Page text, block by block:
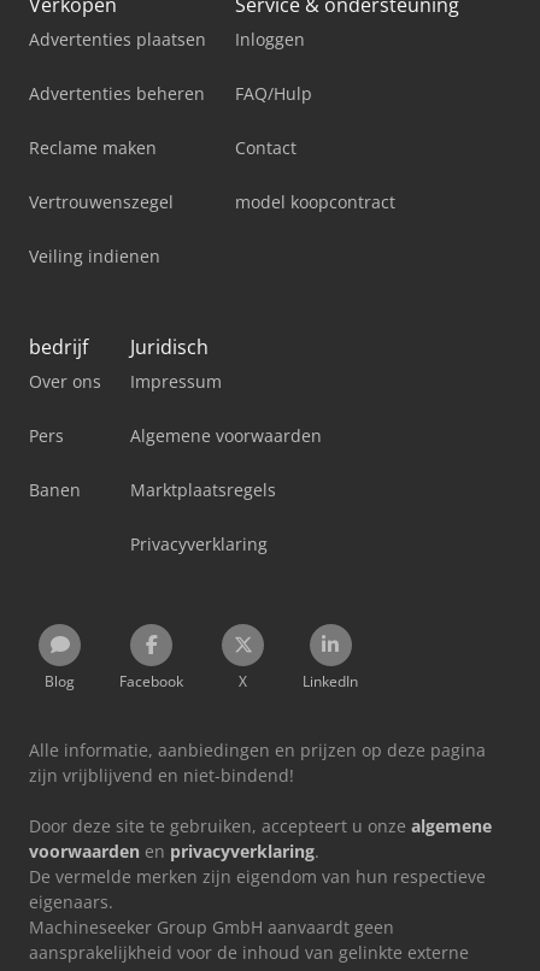
Advertenties plaatsen
Advertenties beheren
Reclame maken
Vertrouwenszegel
Veiling indienen
Inloggen
FAQ/Hulp
Contact
model koopcontract
bedrijf
Over ons
Pers
Banen
Juridisch
Impressum
Algemene voorwaarden
Marktplaatsregels
Privacyverklaring
Blog Facebook X LinkedIn
Alle informatie, aanbiedingen en prijzen op deze pagina
zijn vrijblijvend en niet-bindend!
Door deze site te gebruiken, accepteert u onze algemene
voorwaarden en privacyverklaring.
De vermelde merken zijn eigendom van hun respectieve
eigenaars.
Machineseeker Group GmbH aanvaardt geen
aansprakelijkheid voor de inhoud van gelinkte externe